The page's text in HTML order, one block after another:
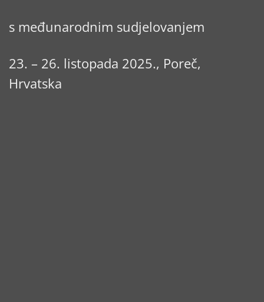
s međunarodnim sudjelovanjem
23. – 26. listopada 2025., Poreč,
Hrvatska